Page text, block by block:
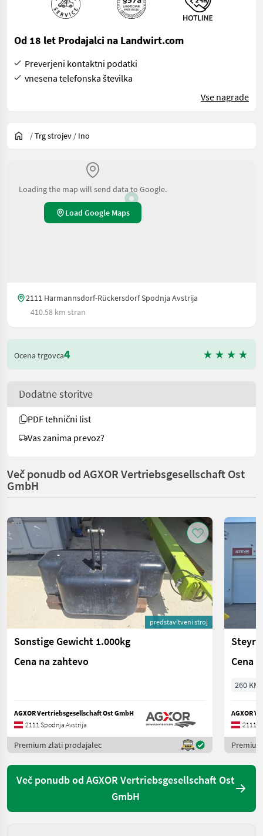
Od 18 let Prodajalci na Landwirt.com
Preverjeni kontaktni podatki
vnesena telefonska številka
Vse nagrade
/Trg strojev / Ino
Loading the map will send data to Google.
Load Google Maps
2111 Harmannsdorf-Rückersdorf Spodnja Avstrija
410.58 km stran
Ocena trgovca4
Dodatne storitve
PDF tehnični list
Vas zanima prevoz?
Več ponudb od AGXOR Vertriebsgesellschaft Ost
GmbH
predstavitveni stroj
Sonstige Gewicht 1.000kg
Cena na zahtevo
AGXOR Vertriebsgesellschaft Ost GmbH
2111 Spodnja Avstrija
Premium zlati prodajalec
Steyr
Cena
260
AGXOR
2111
Več ponudb od AGXOR Vertriebsgesellschaft Ost
GmbH